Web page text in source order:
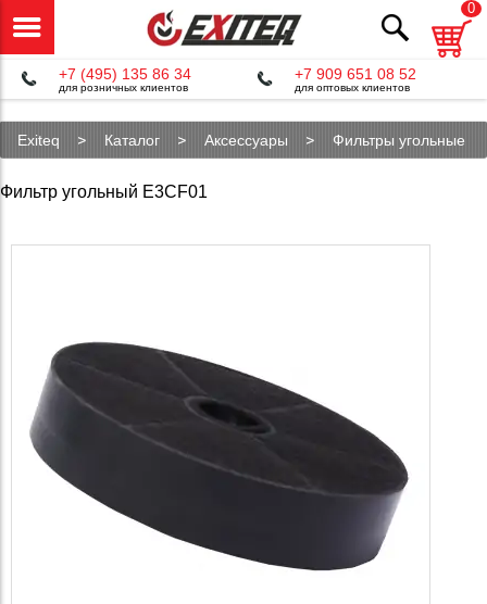
0
+7 (495) 135 86 34
для розничных клиентов
+7 909 651 08 52
для оптовых клиентов
Exiteq Каталог Аксессуары
Фильтры угольные
Фильтр угольный E3CF01